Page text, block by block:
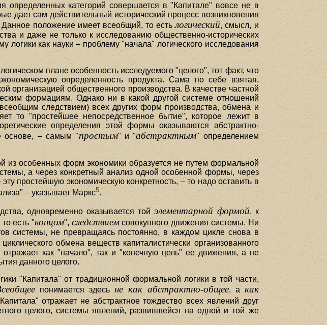
определенных категорий совершается в "Капитале" вовсе не в
дает сам действительный исторический процесс возникновения
Данное положение имеет всеобщий, то естьлогический, смысл, и
и даже не только к исследованию общественно-исторических
как науки – проблему "начала" логического исследования
плане особенность исследуемого "целого", тот факт, что
определенность продукта. Сама по себе взятая,
организацией общественного производства. В качестве частной
формациям. Однако ни в какой другой системе отношений
следствием) всех других форм производства, обмена и
то "простейшее непосредственное бытие", которое лежит в
определения этой формы оказываются абстрактно-
основе, – самым "простым" и "абстрактным" определением
из особенных форм экономики образуется не путем формальной
а через конкретный анализ одной особенной формы, через
простейшую экономическую конкретность, – то надо оставить в
– указывает Маркс5.
одновременно оказывается тойэлементарной формой, к
есть "концом", следствиемсовокупного движения системы. Ни
системы, не превращаясь постоянно, в каждом цикле снова в
обмена веществ капиталистически организованного
как "начало", так и "конечную цель" ее движения, а не
данного целого.
"Капитала" от традиционной формальной логики в той части,
понимается здесь не как абстрактно-общее, а как
отражает не абстрактное тождество всех явлений друг
целого, системы явлений, развившейся на одной и той же